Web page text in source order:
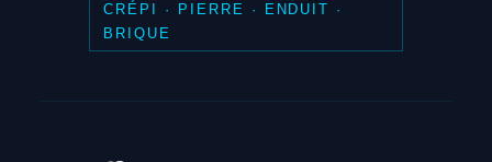
CRÉPI · PIERRE · ENDUIT ·
BRIQUE